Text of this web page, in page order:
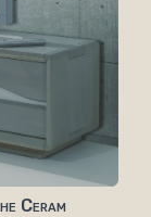
Ceram